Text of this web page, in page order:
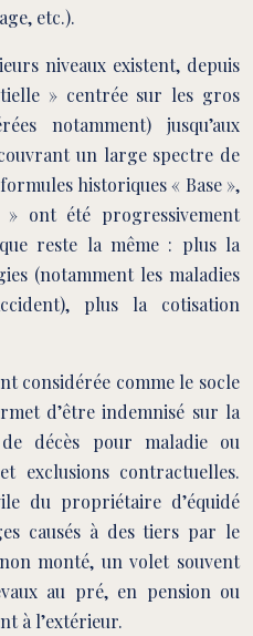
etc.).
niveaux existent, depuis
» centrée sur les gros
notamment) jusqu’aux
un large spectre de
historiques « Base »,
ont été progressivement
reste la même : plus la
(notamment les maladies
plus la cotisation
considérée comme le socle
d’être indemnisé sur la
décès pour maladie ou
exclusions contractuelles.
du propriétaire d’équidé
causés à des tiers par le
monté, un volet souvent
au pré, en pension ou
à l’extérieur.